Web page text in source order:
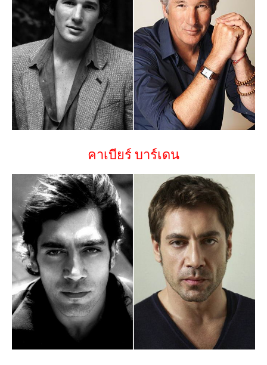
คาเบียร์ บาร์เดน